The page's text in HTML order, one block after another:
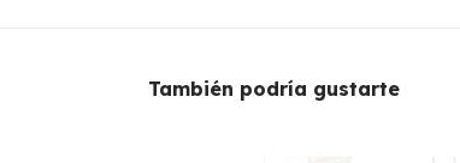
También podría gustarte